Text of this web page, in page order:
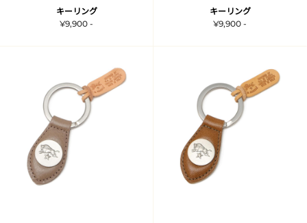
キーリング
¥9,900 -
キーリング
¥9,900 -